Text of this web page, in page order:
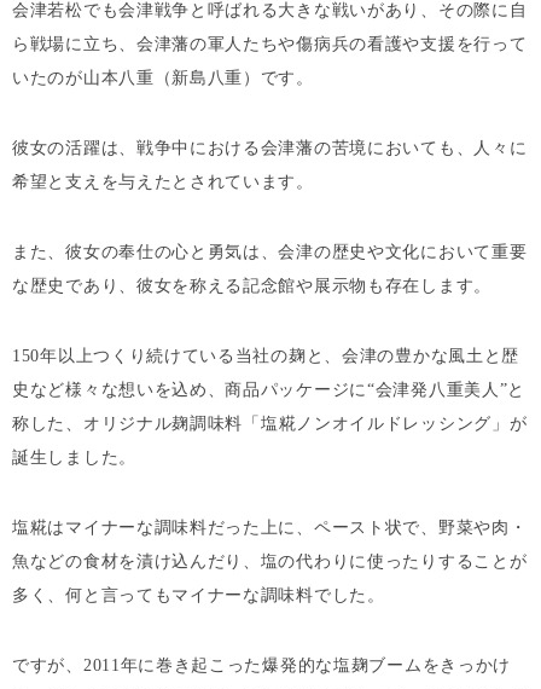
会津若松でも会津戦争と呼ばれる大きな戦いがあり、その際に自
ら戦場に立ち、会津藩の軍人たちや傷病兵の看護や支援を行って
いたのが山本八重（新島八重）です。
彼女の活躍は、戦争中における会津藩の苦境においても、人々に
希望と支えを与えたとされています。
また、彼女の奉仕の心と勇気は、会津の歴史や文化において重要
な歴史であり、彼女を称える記念館や展示物も存在します。
150年以上つくり続けている当社の麹と、会津の豊かな風土と歴
史など様々な想いを込め、商品パッケージに“会津発八重美人”と
称した、オリジナル麹調味料「 塩糀ノンオイルドレッシング 」が
誕生しました。
塩糀はマイナーな調味料だった上に、ペースト状で、野菜や肉・
魚などの食材を漬け込んだり、塩の代わりに使ったりすることが
多く、何と言ってもマイナーな調味料でした。
ですが、2011年に巻き起こった爆発的な塩麹ブームをきっかけ